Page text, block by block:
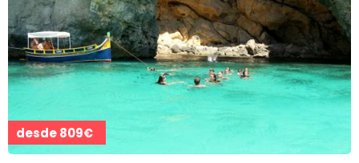
desde809€